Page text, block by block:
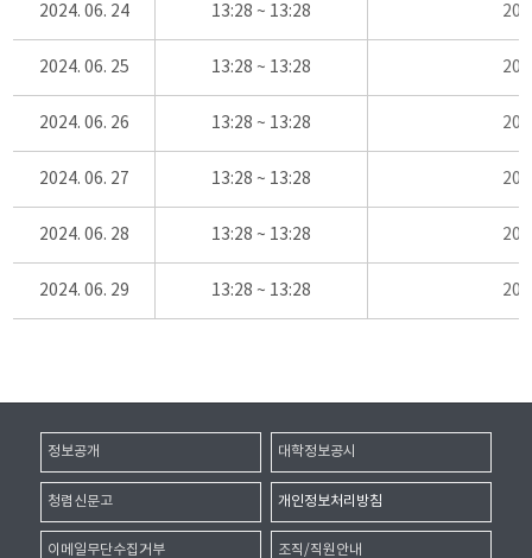
2024. 06. 24 13:28 ~ 13:28
2024. 06. 25 13:28 ~ 13:28
2024. 06. 26 13:28 ~ 13:28
2024. 06. 27 13:28 ~ 13:28
2024. 06. 28 13:28 ~ 13:28
2024. 06. 29 13:28 ~ 13:28
정보공개 대학정보공시
청렴신문고 개인정보처리방침
이메일무단수집거부 조직/직원안내